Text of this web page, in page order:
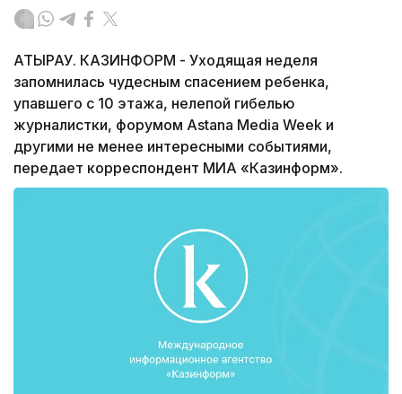
АТЫРАУ. КАЗИНФОРМ - Уходящая неделя
запомнилась чудесным спасением ребенка,
упавшего с 10 этажа, нелепой гибелью
журналистки, форумом Astana Media Week и
другими не менее интересными событиями,
передает корреспондент МИА «Казинформ».